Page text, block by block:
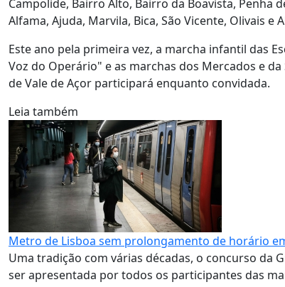
Campolide, Bairro Alto, Bairro da Boavista, Penha
Alfama, Ajuda, Marvila, Bica, São Vicente, Olivais
Este ano pela primeira vez, a marcha infantil das
Voz do Operário" e as marchas dos Mercados e
de Vale de Açor participará enquanto convidada.
Leia também
Metro de Lisboa sem prolongamento de horário
Uma tradição com várias décadas, o concurso da
ser apresentada por todos os participantes das